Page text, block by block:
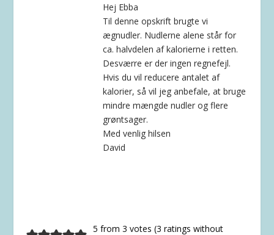
Hej Ebba
Til denne opskrift brugte vi
ægnudler. Nudlerne alene står for
ca. halvdelen af kalorierne i retten.
Desværre er der ingen regnefejl.
Hvis du vil reducere antalet af
kalorier, så vil jeg anbefale, at bruge
mindre mængde nudler og flere
grøntsager.
Med venlig hilsen
David
5 from 3 votes (3 ratings without